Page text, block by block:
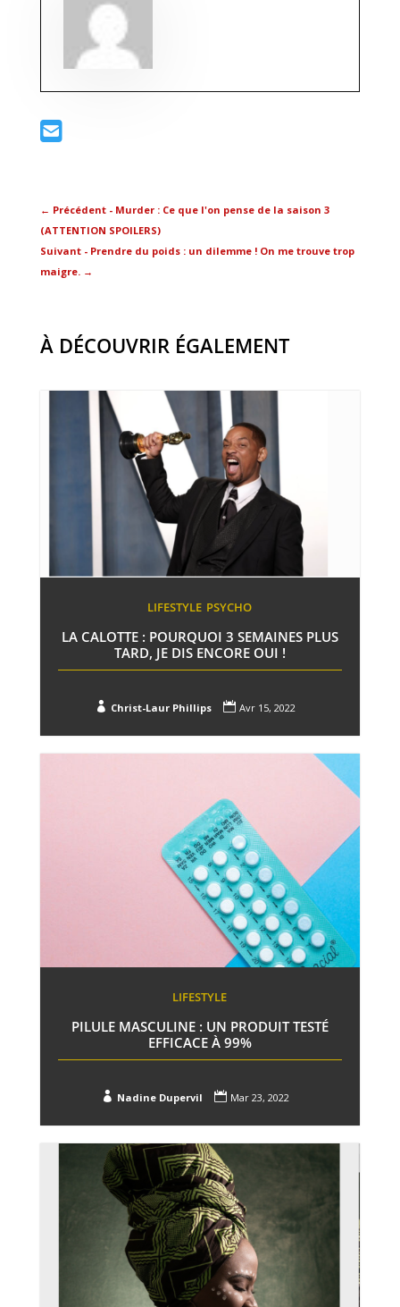
← Précédent - Murder : Ce que l'on pense de la saison 3
(ATTENTION SPOILERS)
Suivant - Prendre du poids : un dilemme ! On me trouve trop
maigre.→
À DÉCOUVRIR ÉGALEMENT
LIFESTYLE PSYCHO
LA CALOTTE : POURQUOI 3 SEMAINES PLUS
TARD, JE DIS ENCORE OUI !
 Christ-Laur Phillips  Avr 15, 2022
LIFESTYLE
PILULE MASCULINE : UN PRODUIT TESTÉ
EFFICACE À 99%
 Nadine Dupervil  Mar 23, 2022